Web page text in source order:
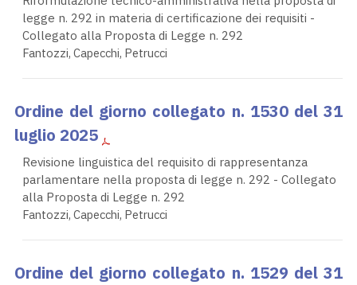
legge n. 292 in materia di certificazione dei requisiti -
Collegato alla Proposta di Legge n. 292
Fantozzi, Capecchi, Petrucci
Ordine del giorno collegato n. 1530 del 31
luglio 2025
Revisione linguistica del requisito di rappresentanza
parlamentare nella proposta di legge n. 292 - Collegato
alla Proposta di Legge n. 292
Fantozzi, Capecchi, Petrucci
Ordine del giorno collegato n. 1529 del 31